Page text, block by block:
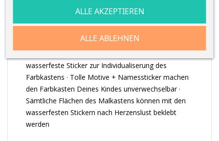
ARTIKELDETAILS
Stickerbogen zur Verschönerung und
Individualiserung des Wasserfarbkastens ·
wasserfeste Sticker zur Individualiserung des
Farbkastens · Tolle Motive + Namessticker machen
den Farbkasten Deines Kindes unverwechselbar ·
Sämtliche Flächen des Malkastens können mit den
wasserfesten Stickern nach Herzenslust beklebt
werden
ALLE ABLEHNEN
ALLE AKZEPTIEREN